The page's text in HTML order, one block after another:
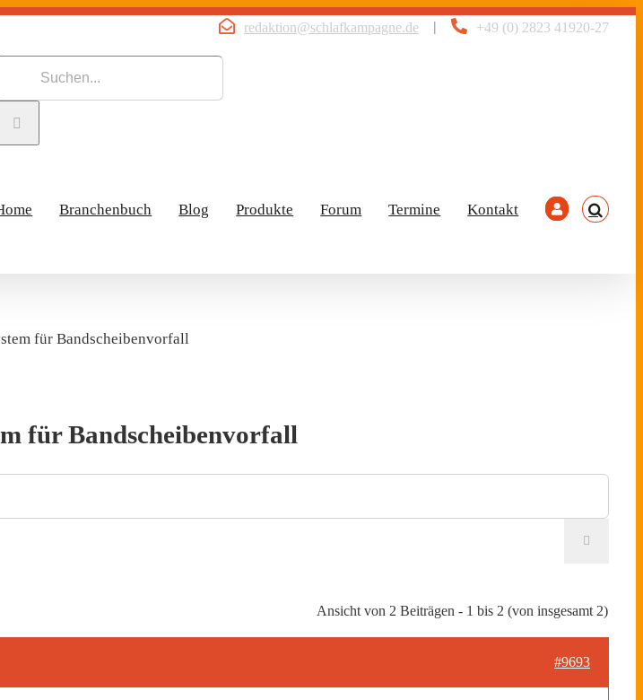
+49 (0) 2823 41920-27
|
redaktion@schlafkampagne.de
Branchenbuch Blog Produkte Forum Termine Kontakt
für Bandscheibenvorfall
für Bandscheibenvorfall
Ansicht von 2 Beiträgen - 1 bis 2 (von insgesamt 2)
#9693